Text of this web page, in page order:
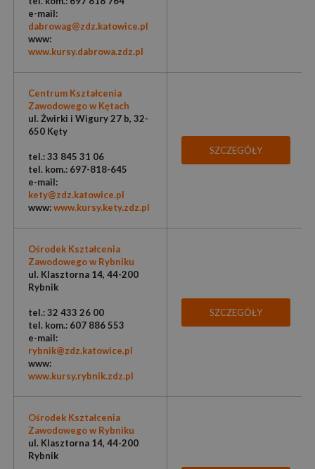
e-mail:
dabrowag@zdz.katowice.pl
www:
www.kursy.dabrowa.zdz.pl
Centrum Kształcenia
Zawodowego w Kętach
ul. Żwirki i Wigury 27 b, 32-
650 Kęty
tel.: 33 845 31 06
tel. kom.: 697-818-645
e-mail:
kety@zdz.katowice.pl
www:www.kursy.kety.zdz.pl
SZCZEGÓŁY
Ośrodek Kształcenia
Zawodowego w Rybniku
ul. Klasztorna 14, 44-200
Rybnik
tel.: 32 433 26 00
tel. kom.: 607 886 553
e-mail:
rybnik@zdz.katowice.pl
www:
www.kursy.rybnik.zdz.pl
SZCZEGÓŁY
Ośrodek Kształcenia
Zawodowego w Rybniku
ul. Klasztorna 14, 44-200
Rybnik